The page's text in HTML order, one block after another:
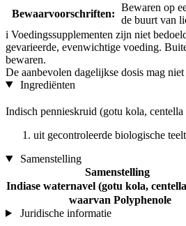
Bewaarvoorschriften:
Bewaren op
de buurt van
i Voedingssupplementen zijn niet
gevarieerde, evenwichtige voeding.
bewaren.
De aanbevolen dagelijkse dosis mag
Ingrediënten
Indisch pennieskruid (gotu kola, centella
uit gecontroleerde biologische teelt
Samenstelling
Samenstelling
Indiase waternavel (gotu kola,
waarvan Polyphenole
Juridische informatie